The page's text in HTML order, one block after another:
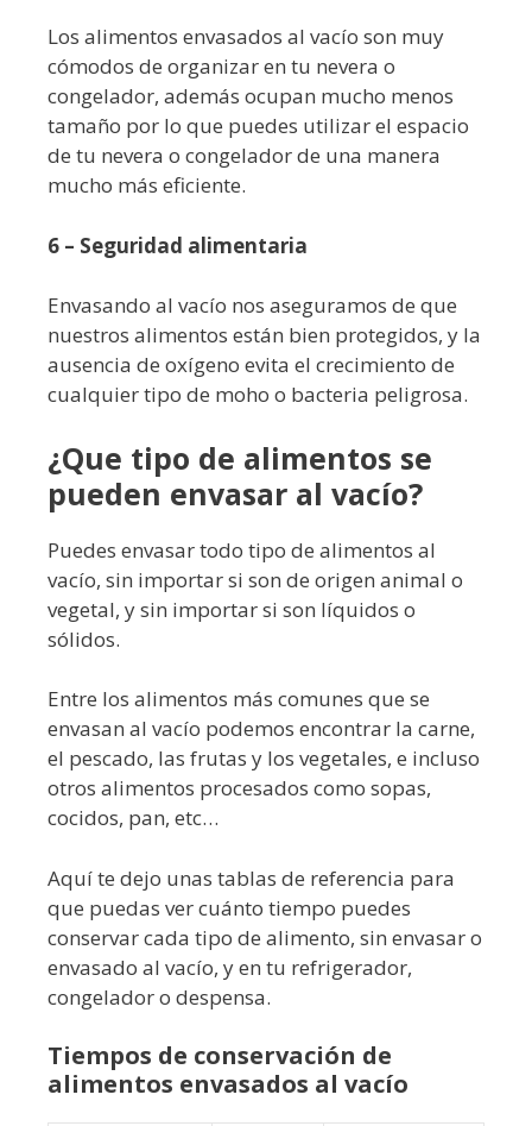
Los alimentos envasados al vacío son muy
cómodos de organizar en tu nevera o
congelador, además ocupan mucho menos
tamaño por lo que puedes utilizar el espacio
de tu nevera o congelador de una manera
mucho más eficiente.
6 – Seguridad alimentaria
Envasando al vacío nos aseguramos de que
nuestros alimentos están bien protegidos, y la
ausencia de oxígeno evita el crecimiento de
cualquier tipo de moho o bacteria peligrosa.
¿Que tipo de alimentos se
pueden envasar al vacío?
Puedes envasar todo tipo de alimentos al
vacío, sin importar si son de origen animal o
vegetal, y sin importar si son líquidos o
sólidos.
Entre los alimentos más comunes que se
envasan al vacío podemos encontrar la carne,
el pescado, las frutas y los vegetales, e incluso
otros alimentos procesados como sopas,
cocidos, pan, etc…
Aquí te dejo unas tablas de referencia para
que puedas ver cuánto tiempo puedes
conservar cada tipo de alimento, sin envasar o
envasado al vacío, y en tu refrigerador,
congelador o despensa.
Tiempos de conservación de
alimentos envasados al vacío